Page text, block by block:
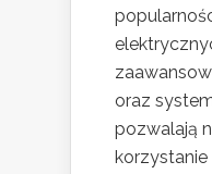
oraz
pozwalają